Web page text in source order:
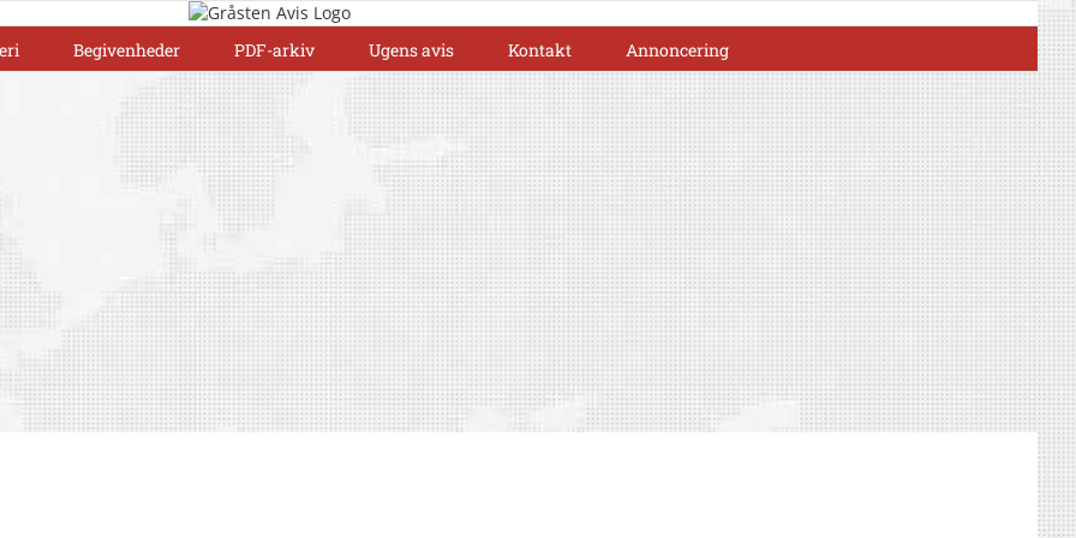
Begivenheder PDF-arkiv Ugens avis Kontakt Annoncering